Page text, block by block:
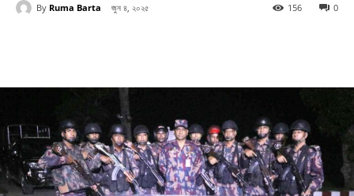
By Ruma Barta জুন ৪, ২০২৫ 0
156